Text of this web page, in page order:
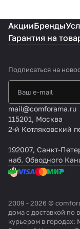
АкцииБренды
Гарантия на
Подписаться на
mail@comforama.ru
115201, Москва
2-й Котляковский
192007, Санкт-
наб. Обводного
2009 - 2026 ©
дома с доставкой по
курьером в городах: